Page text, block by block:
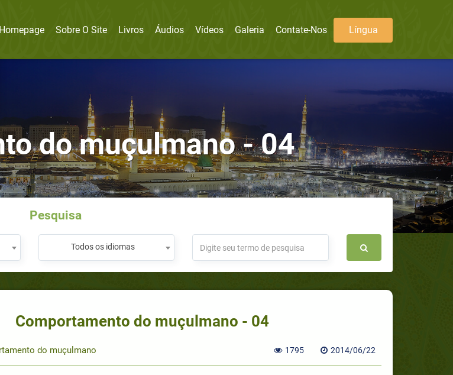
Homepage Sobre O Site Livros Áudios Vídeos Galeria Contate-Nos Língua
do muçulmano - 04
Pesquisa
Todos os idiomas
Comportamento do muçulmano - 04
do muçulmano 1795 2014/06/22